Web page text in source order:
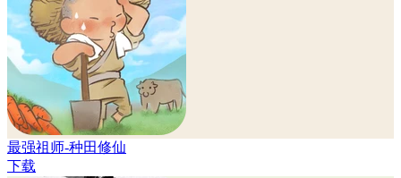
最强祖师-种田修仙
下载